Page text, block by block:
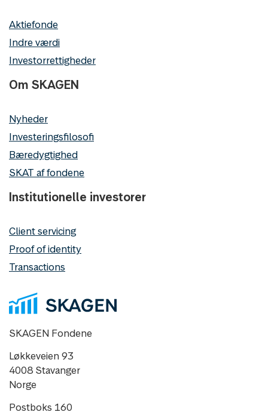
Aktiefonde
Indre værdi
Investorrettigheder
Om SKAGEN
Nyheder
Investeringsfilosofi
Bæredygtighed
SKAT af fondene
Institutionelle investorer
Client servicing
Proof of identity
Transactions
SKAGEN Fondene
Løkkeveien 93
4008 Stavanger
Norge
Postboks 160